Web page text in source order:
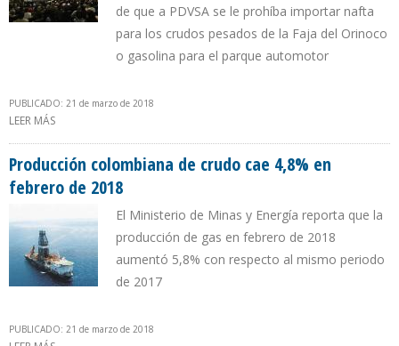
de que a PDVSA se le prohíba importar nafta
para los crudos pesados de la Faja del Orinoco
o gasolina para el parque automotor
PUBLICADO: 21 de marzo de 2018
LEER MÁS
Producción colombiana de crudo cae 4,8% en
febrero de 2018
El Ministerio de Minas y Energía reporta que la
producción de gas en febrero de 2018
aumentó 5,8% con respecto al mismo periodo
de 2017
PUBLICADO: 21 de marzo de 2018